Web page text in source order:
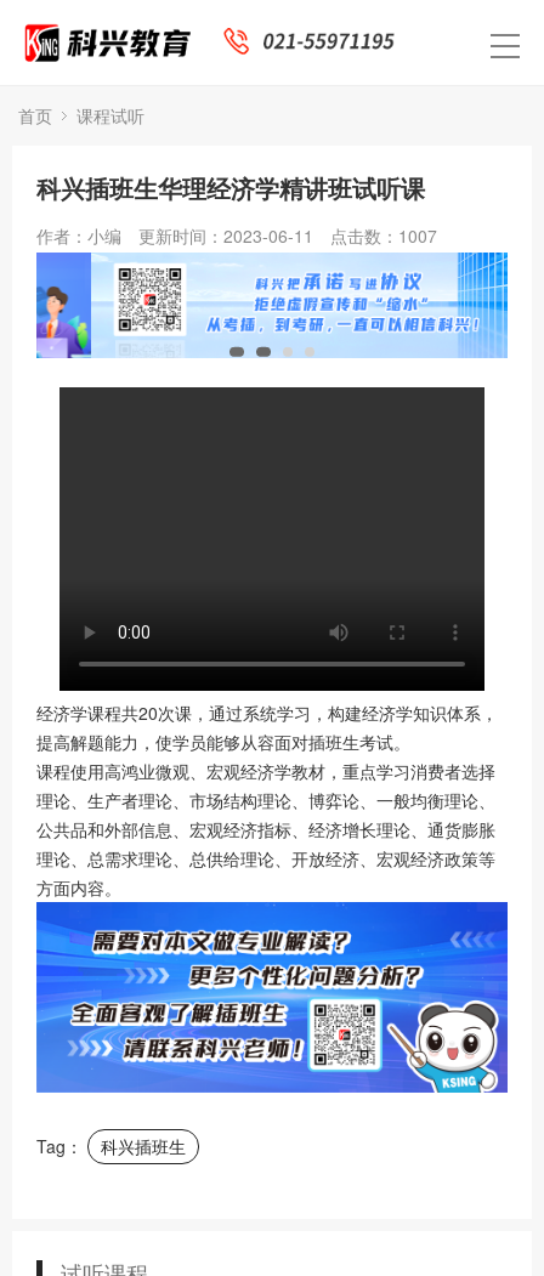
首页 课程试听
科兴插班生华理经济学精讲班试听课
作者：小编 更新时间：2023-06-11 点击数： 1007
经济学课程共20次课，通过系统学习，构建经济学知识体系，
提高解题能力，使学员能够从容面对插班生考试。
课程使用高鸿业微观、宏观经济学教材，重点学习消费者选择
理论、生产者理论、市场结构理论、博弈论、一般均衡理论、
公共品和外部信息、宏观经济指标、经济增长理论、通货膨胀
理论、总需求理论、总供给理论、开放经济、宏观经济政策等
方面内容。
Tag： 科兴插班生